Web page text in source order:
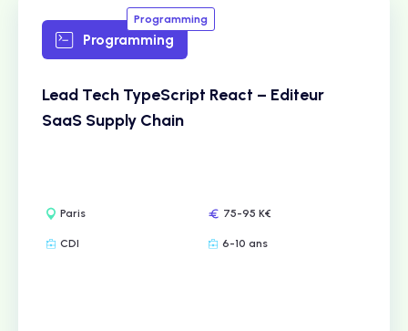
Programming
Programming
Lead Tech TypeScript React – Editeur
SaaS Supply Chain
Paris 75-95 K€
CDI 6-10 ans